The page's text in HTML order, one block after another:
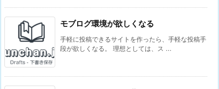
モブログ環境が欲しくなる
手軽に投稿できるサイトを作ったら、手軽な投稿手
段が欲しくなる。 理想としては、ス ...